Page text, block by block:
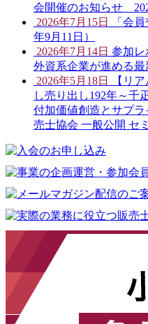
会開催のお知らせ
2026年7月15日
「会
年9月11日）
2026年7月14日 参加レ
外資系企業が進める最
2026年5月18日
【リ
し売り出し192年～千
付加価値創造とサプ
売士協会 一般公開 セ